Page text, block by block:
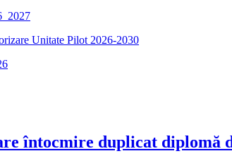
Unitate Pilot 2026-2030
întocmire duplicat diplomă